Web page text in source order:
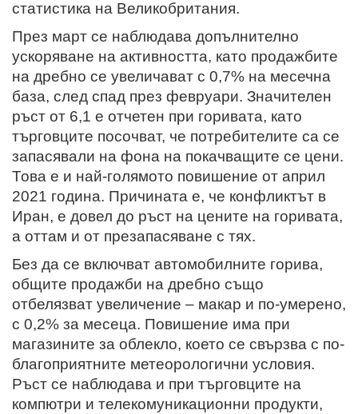
статистика на Великобритания.
През март се наблюдава допълнително
ускоряване на активността, като продажбите
на дребно се увеличават с 0,7% на месечна
база, след спад през февруари. Значителен
ръст от 6,1 е отчетен при горивата, като
търговците посочват, че потребителите са се
запасявали на фона на покачващите се цени.
Това е и най-голямото повишение от април
2021 година. Причината е, че конфликтът в
Иран, е довел до ръст на цените на горивата,
а оттам и от презапасяване с тях.
Без да се включват автомобилните горива,
общите продажби на дребно също
отбелязват увеличение – макар и по-умерено,
с 0,2% за месеца. Повишение има при
магазините за облекло, което се свързва с по-
благоприятните метеорологични условия.
Ръст се наблюдава и при търговците на
компютри и телекомуникационни продукти,